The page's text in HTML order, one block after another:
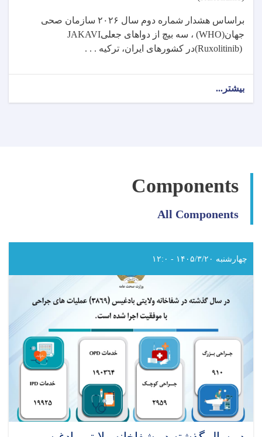
براساس هشدار شماره دوم سال ۲۰۲۶ سازمان صحی
جهان(WHO) ، سه بیچ از دواهای جعلیJAKAVI
(Ruxolitinib)در کشورهای ایران، ترکیه . . .
بیشتر...
Components
All Components
چهارشنبه ۱۴۰۵/۳/۲۰ - ۱۲:۰